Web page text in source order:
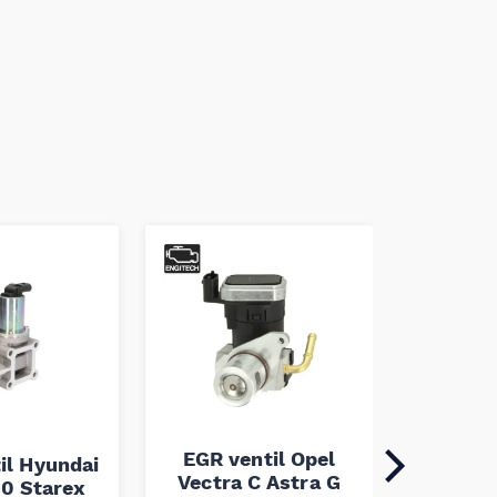
Hyundai
Starex
EGR ventil Opel
Vectra C Astra G